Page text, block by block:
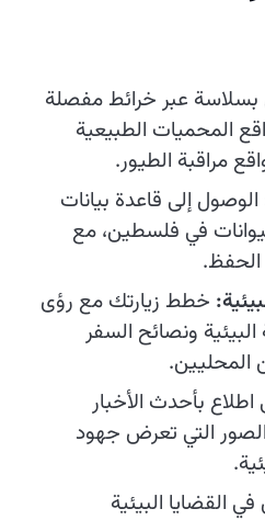
بسلاسة عبر خرائط مفصلة
المحميات الطبيعية
مراقبة الطيور.
الوصول إلى قاعدة بيانات
في فلسطين، مع
خطط زيارتك مع رؤى
ونصائح السفر
المحليين.
اطلاع بأحدث الأخبار
التي تعرض جهود
القضايا البيئية